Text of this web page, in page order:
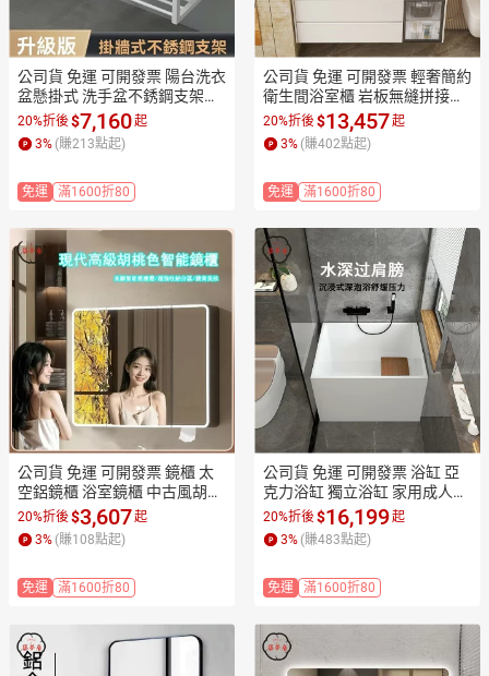
公司貨 免運 可開發票 陽台洗衣
盆懸掛式 洗手盆不銹鋼支架臺
盆一體洗衣池 帶搓板水槽臉盆
工廠現貨直銷 售後保障 全館折
扣 店長新品推薦 7ZM83
20%折後$7,160起
3% (賺213點起)
免運 滿1600折80
公司貨 免運 可開發票 輕奢簡約
衛生間浴室櫃 岩板無縫拼接陶
瓷一體盆浴室櫃組合 洗漱台洗
臉盆池浴室櫃工廠現貨直銷 售
後保障 全館折扣 店長新品推薦
20%折後$13,457起
3% (賺402點起)
免運 滿1600折80
公司貨 免運 可開發票 鏡櫃 太
空鋁鏡櫃 浴室鏡櫃 中古風胡桃
木太空鋁圓弧鏡櫃 浴室智能鏡
櫃 儲物櫃 衛生間掛墻式帶梳妝
鏡櫃工廠現貨直銷 售後保障 全
20%折後$3,607起
3% (賺108點起)
免運 滿1600折80
公司貨 免運 可開發票 浴缸 亞
克力浴缸 獨立浴缸 家用成人小
戶型浴缸 日式迷你深泡獨立式
可移動浴盆 泡澡浴缸 亞克力浴
缸工廠現貨直銷 售後保障 全館
20%折後$16,199起
3% (賺483點起)
免運 滿1600折80